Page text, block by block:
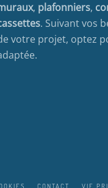
, plafonniers,
. Suivant vos
votre projet, optez
CONTACT VIE